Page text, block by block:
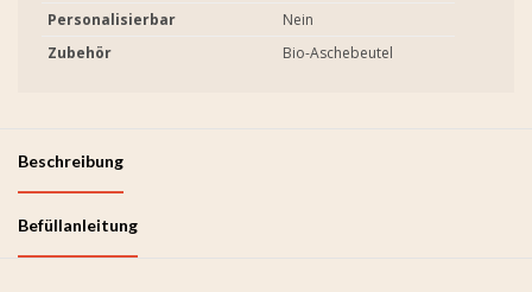
Personalisierbar
Nein
Zubehör
Bio-Aschebeutel
Beschreibung
Befüllanleitung